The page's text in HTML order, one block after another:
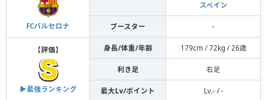
FCバルセロナ
スペイン
ブースター -
【評価】
▶︎最強ランキング
身長/体重/年齢 179cm / 72kg / 26歳
利き足 右足
最大Lv/ポイント Lv.- / -